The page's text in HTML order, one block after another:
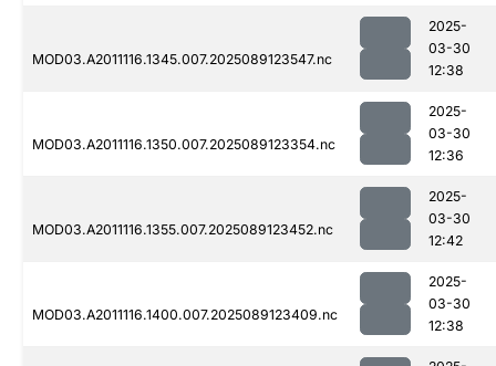
MOD03.A2011116.1345.007.2025089123547.nc
2025-
03-30
12:38
MOD03.A2011116.1350.007.2025089123354.nc
2025-
03-30
12:36
MOD03.A2011116.1355.007.2025089123452.nc
2025-
03-30
12:42
MOD03.A2011116.1400.007.2025089123409.nc
2025-
03-30
12:38